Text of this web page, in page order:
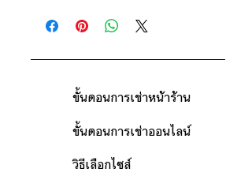
* สินค้าจริงอาจมีขนาดคาดเคลื่อน 2-3
ติดต่อร้านเพื่อสอบถามราคา
ดูแผนที่ร้าน
ขั้นตอนการเช่าหน้าร้าน
ขั้นตอนการเช่าออนไลน์
วิธีเลือกไซส์